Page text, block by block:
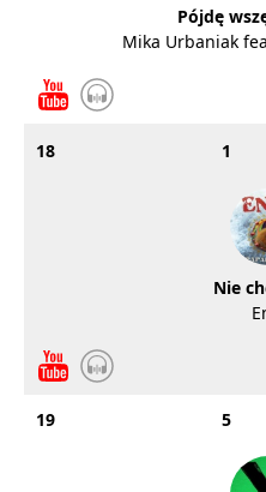
Pójdę
Mika Urbaniak
18 1
Nie
19 5